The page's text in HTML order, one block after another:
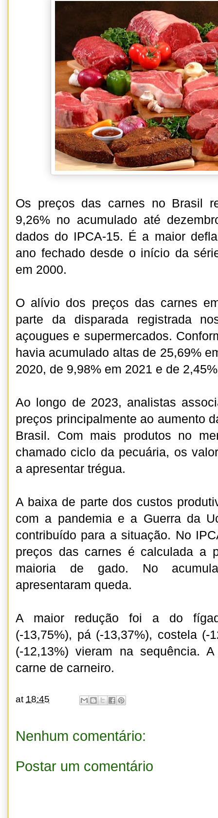
Os preços das carnes no Brasil
9,26% no acumulado até
dados do IPCA-15. É a maior
ano fechado desde o início da
em 2000.
O alívio dos preços das carnes
parte da disparada registrada
açougues e supermercados.
havia acumulado altas de 25,69%
2020, de 9,98% em 2021 e de
Ao longo de 2023, analistas
preços principalmente ao aumento
Brasil. Com mais produtos no
chamado ciclo da pecuária, os
a apresentar trégua.
A baixa de parte dos custos
com a pandemia e a Guerra da
contribuído para a situação. No
preços das carnes é calculada a
maioria de gado. No
apresentaram queda.
A maior redução foi a do
(-13,75%), pá (-13,37%), costela (-
(-12,13%) vieram na sequência.
carne de carneiro.
at 18:45
Nenhum comentário:
Postar um comentário